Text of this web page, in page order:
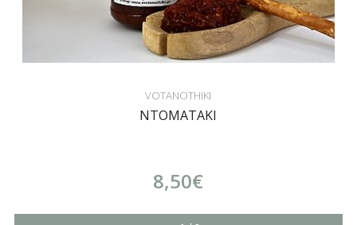
VOTANOTHIKI
ΝΤΟΜΑΤΑΚΙ
8,50€